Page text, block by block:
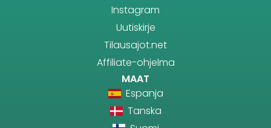
Instagram
Uutiskirje
Tilausajot.net
Affiliate-ohjelma
MAAT
Espanja
Tanska